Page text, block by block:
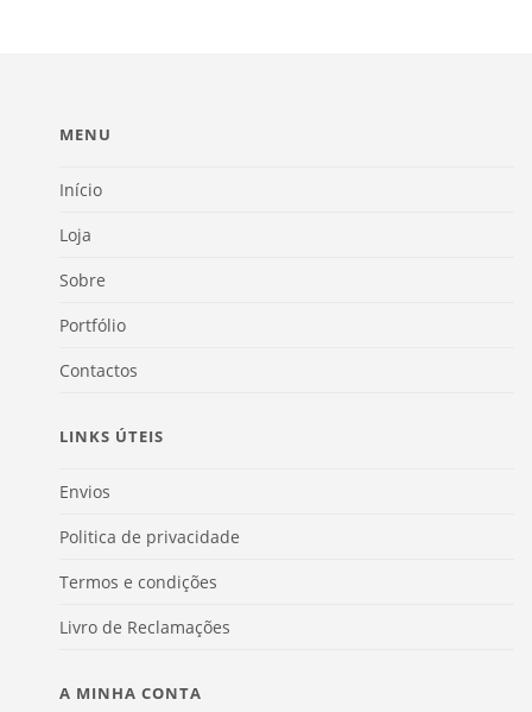
MENU
Início
Loja
Sobre
Portfólio
Contactos
LINKS ÚTEIS
Envios
Politica de privacidade
Termos e condições
Livro de Reclamações
A MINHA CONTA